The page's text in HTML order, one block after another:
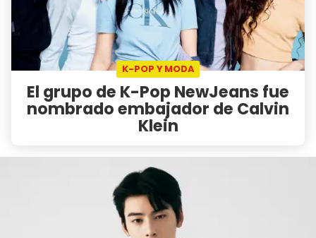
K-POP Y MODA
El grupo de K-Pop NewJeans fue
nombrado embajador de Calvin
Klein